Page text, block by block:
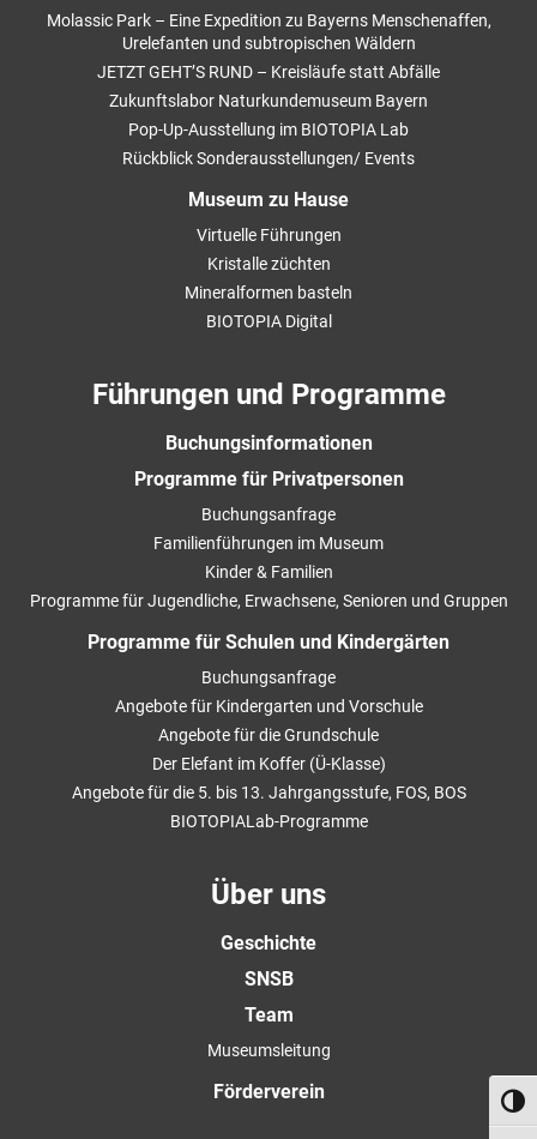
Molassic Park – Eine Expedition zu Bayerns Menschenaffen,
Urelefanten und subtropischen Wäldern
JETZT GEHT’S RUND – Kreisläufe statt Abfälle
Zukunftslabor Naturkundemuseum Bayern
Pop-Up-Ausstellung im BIOTOPIA Lab
Rückblick Sonderausstellungen/ Events
Museum zu Hause
Virtuelle Führungen
Kristalle züchten
Mineralformen basteln
BIOTOPIA Digital
Führungen und Programme
Buchungsinformationen
Programme für Privatpersonen
Buchungsanfrage
Familienführungen im Museum
Kinder & Familien
Programme für Jugendliche, Erwachsene, Senioren und Gruppen
Programme für Schulen und Kindergärten
Buchungsanfrage
Angebote für Kindergarten und Vorschule
Angebote für die Grundschule
Der Elefant im Koffer (Ü-Klasse)
Angebote für die 5. bis 13. Jahrgangsstufe, FOS, BOS
BIOTOPIALab-Programme
Über uns
Geschichte
SNSB
Team
Museumsleitung
Förderverein